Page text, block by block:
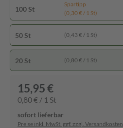
100 St
Spartipp
(0,30 € / 1 St)
50 St (0,43 € / 1 St)
20 St (0,80 € / 1 St)
15,95 €
0,80 € / 1 St
sofort lieferbar
Preise inkl. MwSt. ggf. zzgl. Versandkosten